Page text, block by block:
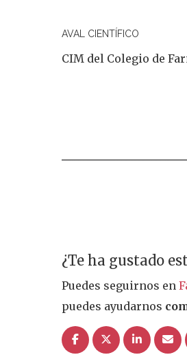
AVAL CIENTÍFICO
CIM del Colegio de
¿Te ha gustado
Puedes seguirnos en
puedes ayudarnos